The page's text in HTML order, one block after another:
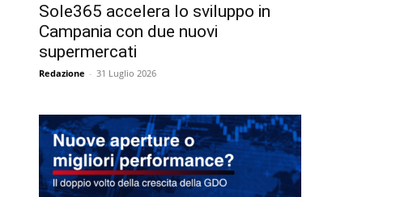
Sole365 accelera lo sviluppo in
Campania con due nuovi
supermercati
Redazione - 31 Luglio 2026